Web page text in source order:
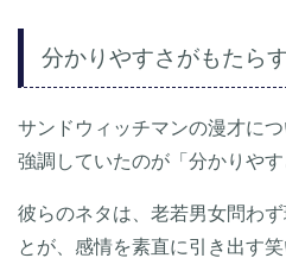
分かりやすさがもたら
サンドウィッチマンの漫才に
強調していたのが「分かりやす
彼らのネタは、老若男女問わ
とが、感情を素直に引き出す